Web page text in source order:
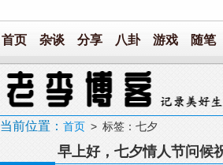
首页 杂谈 分享 八卦 游戏 随笔
当前位置： 首页 > 标签：七夕
早上好，七夕情人节问候